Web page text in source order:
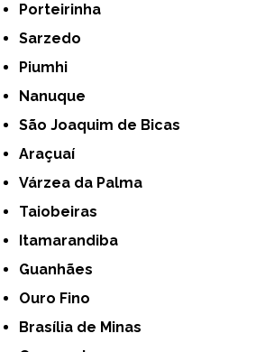
Porteirinha
Sarzedo
Piumhi
Nanuque
São Joaquim de Bicas
Araçuaí
Várzea da Palma
Taiobeiras
Itamarandiba
Guanhães
Ouro Fino
Brasília de Minas